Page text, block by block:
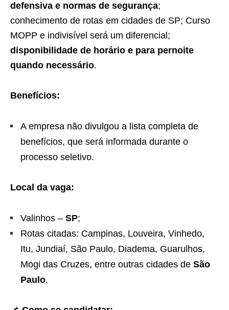
defensiva e normas de segurança;
conhecimento de rotas em cidades de SP; Curso
MOPP e indivisível será um diferencial;
disponibilidade de horário e para pernoite
quando necessário.
Benefícios:
A empresa não divulgou a lista completa de
benefícios, que será informada durante o
processo seletivo.
Local da vaga:
Valinhos – SP;
Rotas citadas: Campinas, Louveira, Vinhedo,
Itu, Jundiaí, São Paulo, Diadema, Guarulhos,
Mogi das Cruzes, entre outras cidades de São
Paulo.